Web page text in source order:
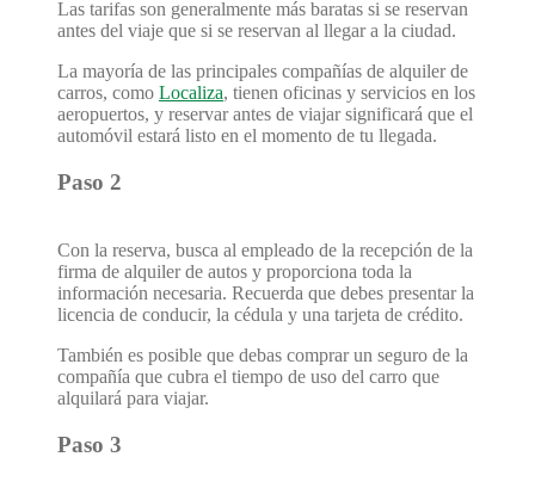
Las tarifas son generalmente más baratas si se reservan
antes del viaje que si se reservan al llegar a la ciudad.
La mayoría de las principales compañías de alquiler de
carros, como Localiza, tienen oficinas y servicios en los
aeropuertos, y reservar antes de viajar significará que el
automóvil estará listo en el momento de tu llegada.
Paso 2
Con la reserva, busca al empleado de la recepción de la
firma de alquiler de autos y proporciona toda la
información necesaria. Recuerda que debes presentar la
licencia de conducir, la cédula y una tarjeta de crédito.
También es posible que debas comprar un seguro de la
compañía que cubra el tiempo de uso del carro que
alquilará para viajar.
Paso 3